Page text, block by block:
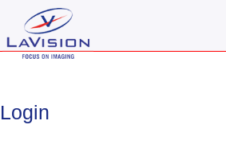
Login